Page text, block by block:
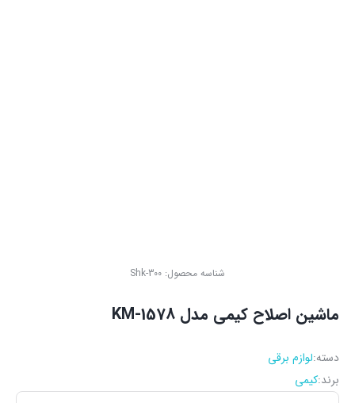
شناسه محصول: Shk-300
ماشین اصلاح کیمی مدل KM-1578
دسته:لوازم برقی
برند:کیمی